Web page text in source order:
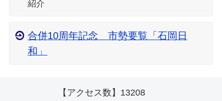
紹介
合併10周年記念 市勢要覧「石岡日
和」
【アクセス数】 13208